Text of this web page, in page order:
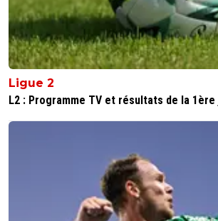
0+ Répondre
Ligue 2
L2 : Programme TV et résultats de la